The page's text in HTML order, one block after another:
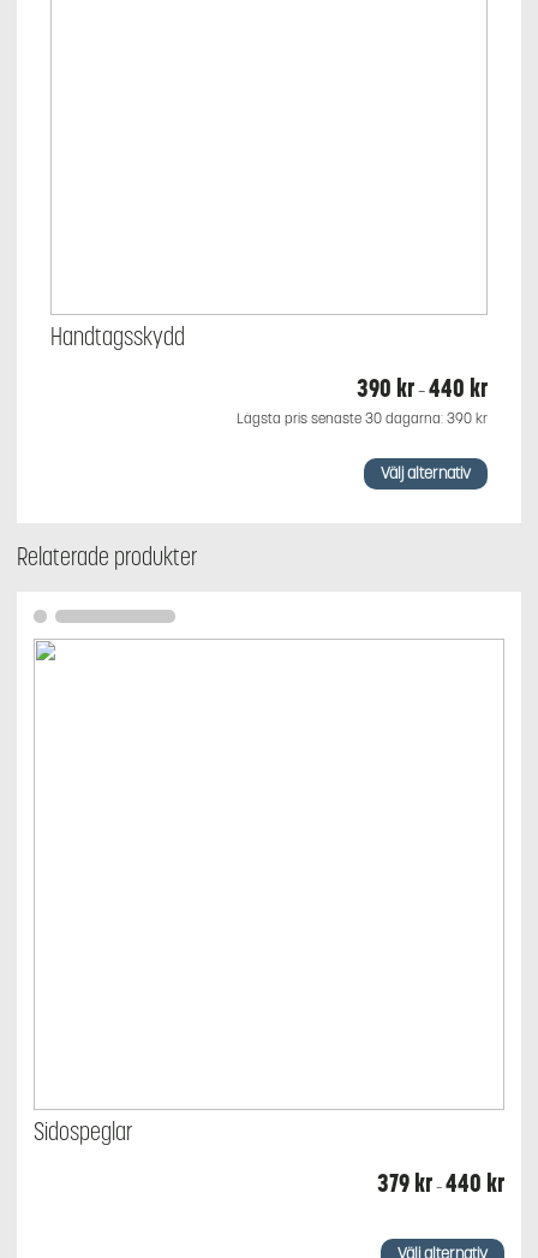
Handtagsskydd
390 kr–440 kr
Lägsta pris senaste 30 dagarna: 390 kr
Välj alternativ
varianter.
alternativen
kan
väljas
Relaterade produkter
Sidospeglar
379kr–440 kr
Välj alternativ